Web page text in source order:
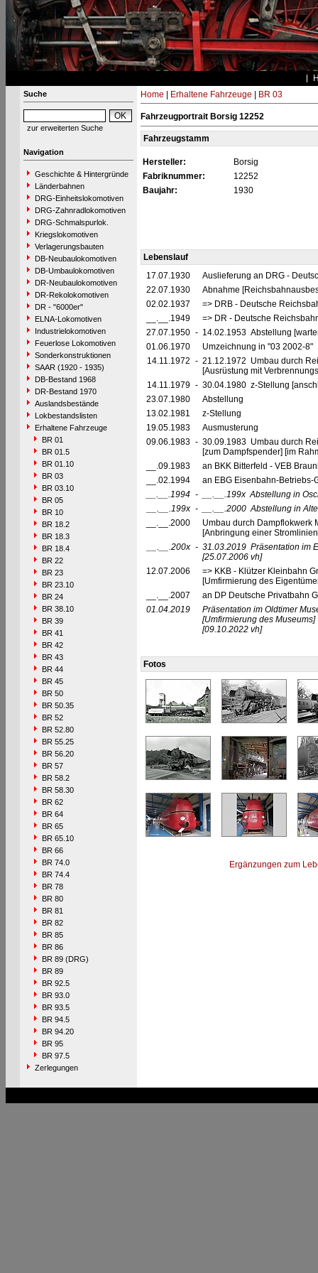
Suche
zur erweiterten Suche
Navigation
Geschichte & Hintergründe
Länderbahnen
DRG-Einheitslokomotiven
DRG-Zahnradlokomotiven
DRG-Schmalspurlok.
Kriegslokomotiven
Verlagerungsbauten
DB-Neubaulokomotiven
DB-Umbaulokomotiven
DR-Neubaulokomotiven
DR-Rekolokomotiven
DR - "6000er"
ELNA-Lokomotiven
Industrielokomotiven
Feuerlose Lokomotiven
Sonderkonstruktionen
SAAR (1920 - 1935)
DB-Bestand 1968
DR-Bestand 1970
Auslandsbestände
Lokbestandslisten
Erhaltene Fahrzeuge
BR 01
BR 01.5
BR 01.10
BR 03
BR 03.10
BR 05
BR 10
BR 18.2
BR 18.3
BR 18.4
BR 22
BR 23
BR 23.10
BR 24
BR 38.10
BR 39
BR 41
BR 42
BR 43
BR 44
BR 45
BR 50
BR 50.35
BR 52
BR 52.80
BR 55.25
BR 56.20
BR 57
BR 58.2
BR 58.30
BR 62
BR 64
BR 65
BR 65.10
BR 66
BR 74.0
BR 74.4
BR 78
BR 80
BR 81
BR 82
BR 85
BR 86
BR 89 (DRG)
BR 89
BR 92.5
BR 93.0
BR 93.5
BR 94.5
BR 94.20
BR 95
BR 97.5
Zerlegungen
Home Erhaltene Fahrzeuge BR 03
Fahrzeugportrait Borsig 12252
Fahrzeugstamm
Hersteller:
Borsig
Fabriknummer:
12252
Baujahr:
1930
Lebenslauf
17.07.1930
Auslieferung an DRG -
22.07.1930
Abnahme
02.02.1937
=> DRB - Deutsche
__.__.1949
=> DR - Deutsche
27.07.1950 - 14.02.1953 Abstellung
01.06.1970
Umzeichnung in "03 2002-8"
14.11.1972 - 21.12.1972 Umbau durch
[Ausrüstung mit
14.11.1979 - 30.04.1980 z-Stellung
23.07.1980
Abstellung
13.02.1981
z-Stellung
19.05.1983
Ausmusterung
09.06.1983 - 30.09.1983 Umbau durch
[zum Dampfspender] [im
__.09.1983
an BKK Bitterfeld - VEB
__.02.1994
an EBG Eisenbahn-
__.__.1994 - __.__.199x Abstellung in
__.__.199x - __.__.2000 Abstellung in
__.__.2000
Umbau durch
[Anbringung einer
__.__.200x - 31.03.2019 Präsentation im
[25.07.2006 vh]
12.07.2006
=> KKB - Klützer Kleinbahn
[Umfirmierung des
__.__.2007
an DP Deutsche Privatbahn
01.04.2019
Präsentation im Oldtimer
[Umfirmierung des Museums]
[09.10.2022 vh]
Fotos
Ergänzungen zum